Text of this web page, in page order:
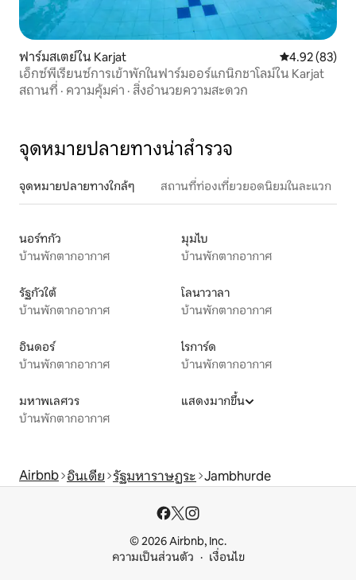
ฟาร์มสเตย์ใน Karjat คะแนนเฉลี่ย
4.92 (83)
เอ็กซ์พีเรียนซ์การเข้าพักในฟาร์มออร์แกนิกชาโลม์ใน Karjat
สถานที่ · ความคุ้มค่า · สิ่งอำนวยความสะดวก
จุดหมายปลายทางน่าสำรวจ
จุดหมายปลายทางใกล้ๆ สถานที่ท่องเที่ยวยอดนิยมในละแวก
นอร์ทกัว
บ้านพักตากอากาศ
มุมไบ
บ้านพักตากอากาศ
รัฐกัวใต้
บ้านพักตากอากาศ
โลนาวาลา
บ้านพักตากอากาศ
อินดอร์
บ้านพักตากอากาศ
ไรการ์ด
บ้านพักตากอากาศ
มหาพเลศวร
บ้านพักตากอากาศ
แสดงมากขึ้น
Airbnb อินเดีย รัฐมหาราษฏระ Jambhurde
© 2026 Airbnb, Inc.
ความเป็นส่วนตัว
เงื่อนไข